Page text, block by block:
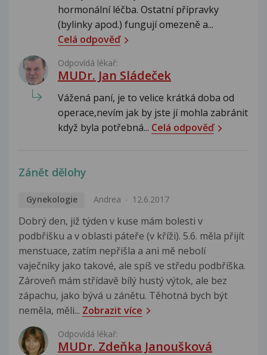
hormonální léčba. Ostatní přípravky
(bylinky apod.) fungují omezeně a...
Celá odpověď
Odpovídá lékař:
MUDr. Jan Sládeček
Vážená paní, je to velice krátká doba od
operace,nevím jak by jste jí mohla zabránit
když byla potřebná... Celá odpověď
Zánět dělohy
Gynekologie Andrea 12.6.2017
Dobrý den, již týden v kuse mám bolesti v
podbřišku a v oblasti páteře (v kříži). 5.6. měla přijít
menstuace, zatím nepřišla a ani mě nebolí
vaječníky jako takové, ale spíš ve středu podbříška.
Zároveň mám střídavě bílý hustý výtok, ale bez
zápachu, jako bývá u zánětu. Těhotná bych být
neměla, měli... Zobrazit více
Odpovídá lékař:
MUDr. Zdeňka Janoušková